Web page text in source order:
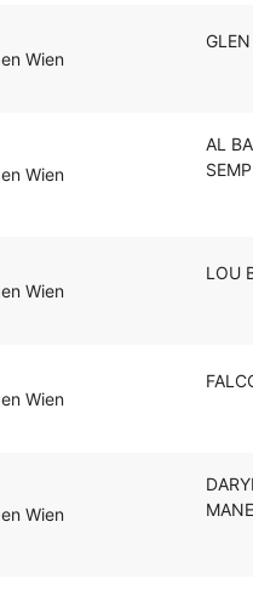
Wien
Wien
AL
Wien
LOU
Wien
Wien